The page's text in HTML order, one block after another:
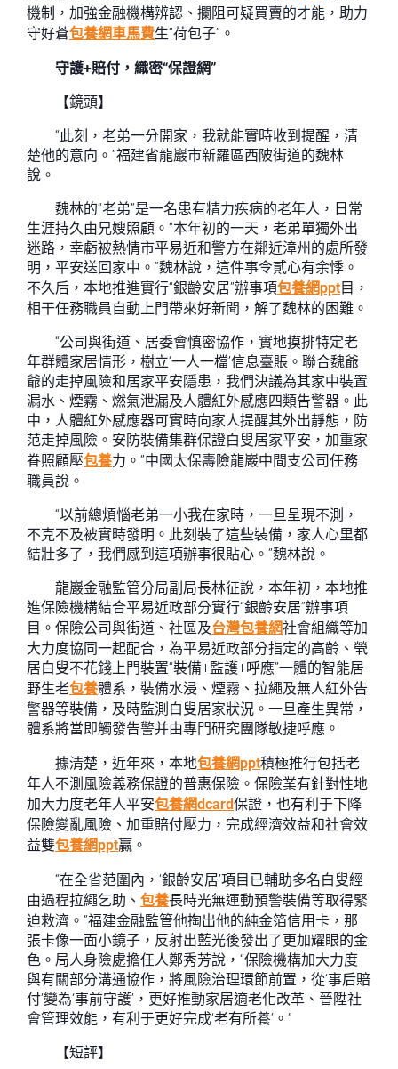
機制，加強金融機構辨認、攔阻可疑買賣的才能，助力
守好蒼包養網車馬費生“荷包子”。
守護+賠付，織密“保證網”
【鏡頭】
“此刻，老弟一分開家，我就能實時收到提醒，清
楚他的意向。”福建省龍巖市新羅區西陂街道的魏林
說。
魏林的“老弟”是一名患有精力疾病的老年人，日常
生涯持久由兄嫂照顧。“本年初的一天，老弟單獨外出
迷路，幸虧被熱情市平易近和警方在鄰近漳州的處所發
明，平安送回家中。”魏林說，這件事令貳心有余悸。
不久后，本地推進實行“銀齡安居”辦事項包養網ppt目，
相干任務職員自動上門帶來好新聞，解了魏林的困難。
“公司與街道、居委會慎密協作，實地摸排特定老
年群體家居情形，樹立‘一人一檔’信息臺賬。聯合魏爺
爺的走掉風險和居家平安隱患，我們決議為其家中裝置
漏水、煙霧、燃氣泄漏及人體紅外感應四類告警器。此
中，人體紅外感應器可實時向家人提醒其外出靜態，防
范走掉風險。安防裝備集群保證白叟居家平安，加重家
眷照顧壓包養力。”中國太保壽險龍巖中間支公司任務
職員說。
“以前總煩惱老弟一小我在家時，一旦呈現不測，
不克不及被實時發明。此刻裝了這些裝備，家人心里都
結壯多了，我們感到這項辦事很貼心。”魏林說。
龍巖金融監管分局副局長林征說，本年初，本地推
進保險機構結合平易近政部分實行“銀齡安居”辦事項
目。保險公司與街道、社區及台灣包養網社會組織等加
大力度協同一起配合，為平易近政部分指定的高齡、煢
居白叟不花錢上門裝置“裝備+監護+呼應”一體的智能居
野生老包養體系，裝備水浸、煙霧、拉繩及無人紅外告
警器等裝備，及時監測白叟居家狀況。一旦產生異常，
體系將當即觸發告警并由專門研究團隊敏捷呼應。
據清楚，近年來，本地包養網ppt積極推行包括老
年人不測風險義務保證的普惠保險。保險業有針對性地
加大力度老年人平安包養網dcard保證，也有利于下降
保險變亂風險、加重賠付壓力，完成經濟效益和社會效
益雙包養網ppt贏。
“在全省范圍內，‘銀齡安居’項目已輔助多名白叟經
由過程拉繩乞助、 包養長時光無運動預警裝備等取得緊
迫救濟。”福建金融監管他掏出他的純金箔信用卡，那
張卡像一面小鏡子，反射出藍光後發出了更加耀眼的金
色。局人身險處擔任人鄭秀芳說，“保險機構加大力度
與有關部分溝通協作，將風險治理環節前置，從‘事后賠
付’變為‘事前守護’，更好推動家居適老化改革、晉陞社
會管理效能，有利于更好完成‘老有所養’。”
【短評】